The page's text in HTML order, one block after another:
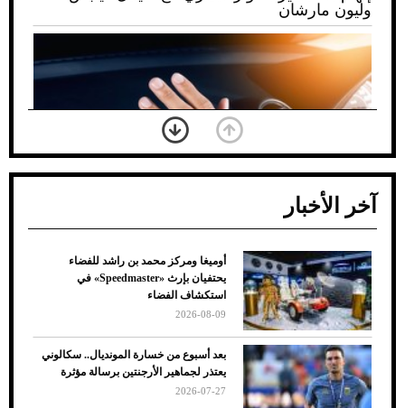
وليون مارشان
ضعف تبريد مكيف السيارة عند الوقوف.. أشهر
الأسباب والحلول
آخر الأخبار
أوميغا ومركز محمد بن راشد للفضاء
يحتفيان بإرث «Speedmaster» في
استكشاف الفضاء
2026-08-09
بعد أسبوع من خسارة المونديال.. سكالوني
يعتذر لجماهير الأرجنتين برسالة مؤثرة
2026-07-27